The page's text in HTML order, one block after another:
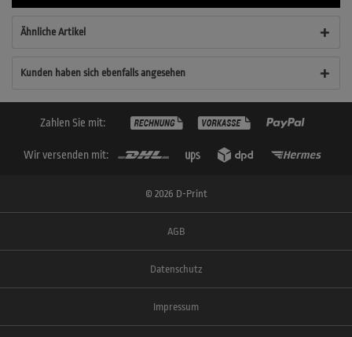
Ähnliche Artikel
Kunden haben sich ebenfalls angesehen
Zahlen Sie mit:
Wir versenden mit:
© 2026 D-Print
AGB
Datenschutz
Impressum